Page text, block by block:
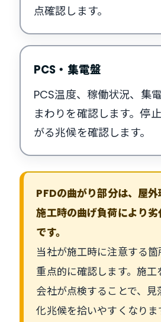
点確認します。
PCS・集電盤
PCS温度、稼働状況、集
まわりを確認します。停
がる兆候を確認します。
PFDの曲がり部分は、屋外
施工時の曲げ負荷により
です。
当社が施工時に注意する
重点的に確認します。施工
会社が点検することで、
化兆候を拾いやすくなりま